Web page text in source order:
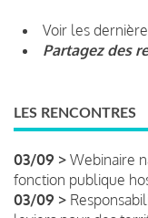
Voir les
Partagez des
LES RENCONTRES
03/09 > Webinaire
fonction publique
03/09 >